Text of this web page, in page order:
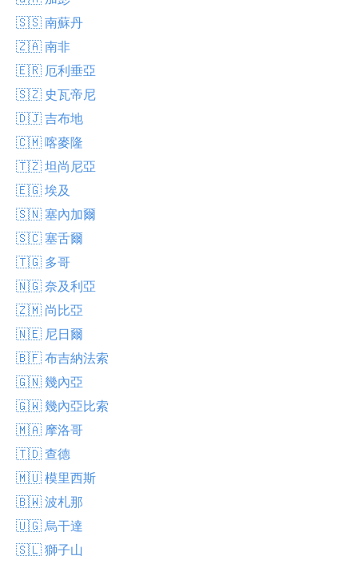
🇸🇸 南蘇丹
🇿🇦 南非
🇪🇷 厄利垂亞
🇸🇿 史瓦帝尼
🇩🇯 吉布地
🇨🇲 喀麥隆
🇹🇿 坦尚尼亞
🇪🇬 埃及
🇸🇳 塞內加爾
🇸🇨 塞舌爾
🇹🇬 多哥
🇳🇬 奈及利亞
🇿🇲 尚比亞
🇳🇪 尼日爾
🇧🇫 布吉納法索
🇬🇳 幾內亞
🇬🇼 幾內亞比索
🇲🇦 摩洛哥
🇹🇩 查德
🇲🇺 模里西斯
🇧🇼 波札那
🇺🇬 烏干達
🇸🇱 獅子山